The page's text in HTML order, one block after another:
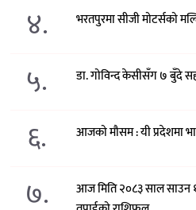
४. भरतपुरमा सीजी मोटर्सको
५. डा. गोविन्द केसीसँग ७ बुँदे
६. आजको मौसम : यी प्रदेशमा
७.
आज मिति २०८३ साल